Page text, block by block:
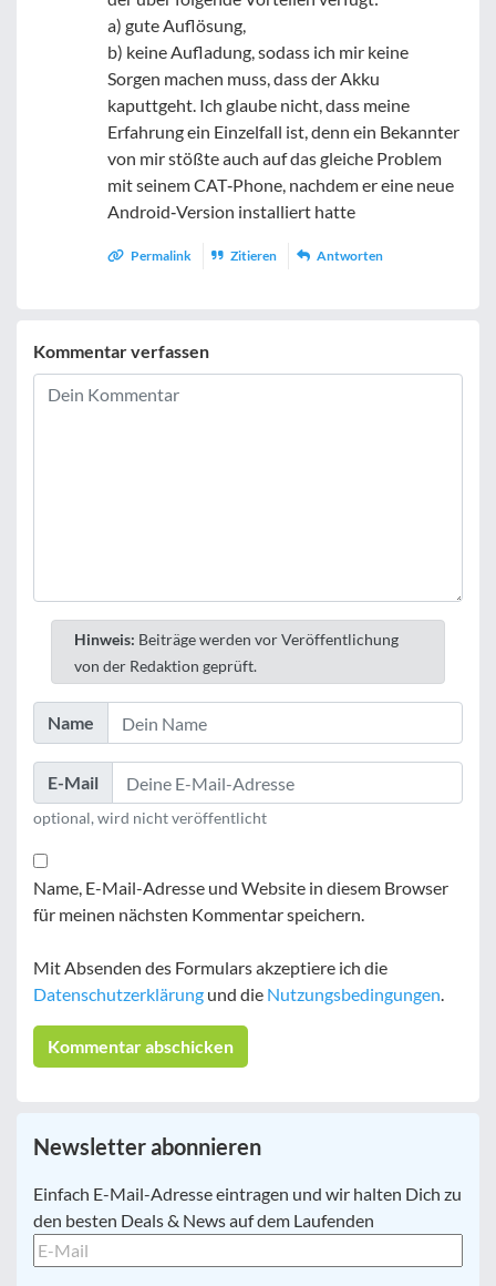
a) gute Auflösung,
b) keine Aufladung, sodass ich mir keine
Sorgen machen muss, dass der Akku
kaputtgeht. Ich glaube nicht, dass meine
Erfahrung ein Einzelfall ist, denn ein Bekannter
von mir stößte auch auf das gleiche Problem
mit seinem CAT‑Phone, nachdem er eine neue
Android‑Version installiert hatte
Permalink Zitieren Antworten
Kommentar verfassen
Hinweis: Beiträge werden vor Veröffentlichung
von der Redaktion geprüft.
Name
E-Mail
optional, wird nicht veröffentlicht
Name, E-Mail-Adresse und Website in diesem Browser
für meinen nächsten Kommentar speichern.
Mit Absenden des Formulars akzeptiere ich die
Datenschutzerklärung und die Nutzungsbedingungen.
Newsletter abonnieren
E-
Mail *
Einfach E-Mail-Adresse eintragen und wir halten Dich zu
den besten Deals & News auf dem Laufenden